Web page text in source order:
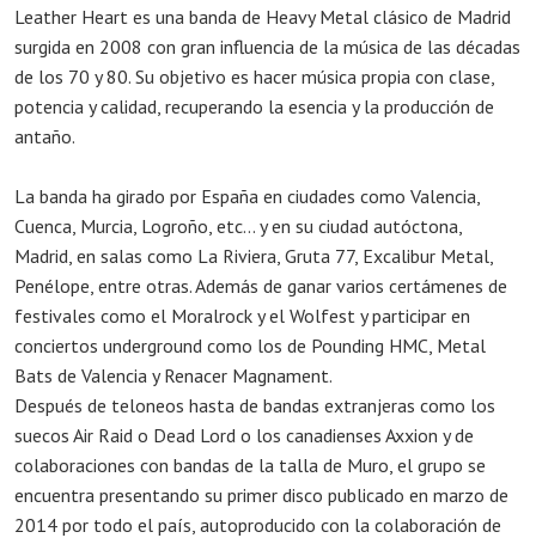
Leather Heart es una banda de Heavy Metal clásico de Madrid
surgida en 2008 con gran influencia de la música de las décadas
de los 70 y 80. Su objetivo es hacer música propia con clase,
potencia y calidad, recuperando la esencia y la producción de
antaño.
La banda ha girado por España en ciudades como Valencia,
Cuenca, Murcia, Logroño, etc... y en su ciudad autóctona,
Madrid, en salas como La Riviera, Gruta 77, Excalibur Metal,
Penélope, entre otras. Además de ganar varios certámenes de
festivales como el Moralrock y el Wolfest y participar en
conciertos underground como los de Pounding HMC, Metal
Bats de Valencia y Renacer Magnament.
Después de teloneos hasta de bandas extranjeras como los
suecos Air Raid o Dead Lord o los canadienses Axxion y de
colaboraciones con bandas de la talla de Muro, el grupo se
encuentra presentando su primer disco publicado en marzo de
2014 por todo el país, autoproducido con la colaboración de